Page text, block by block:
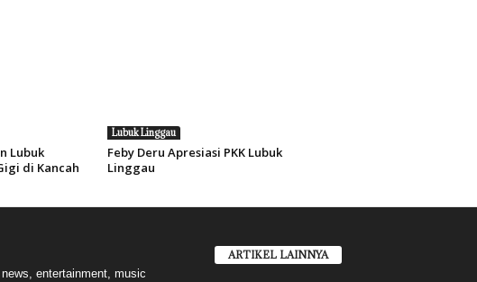
Lubuk
di Kancah
Lubuk Linggau
Feby Deru Apresiasi PKK Lubuk
Linggau
entertainment, music
ARTIKEL LAINNYA